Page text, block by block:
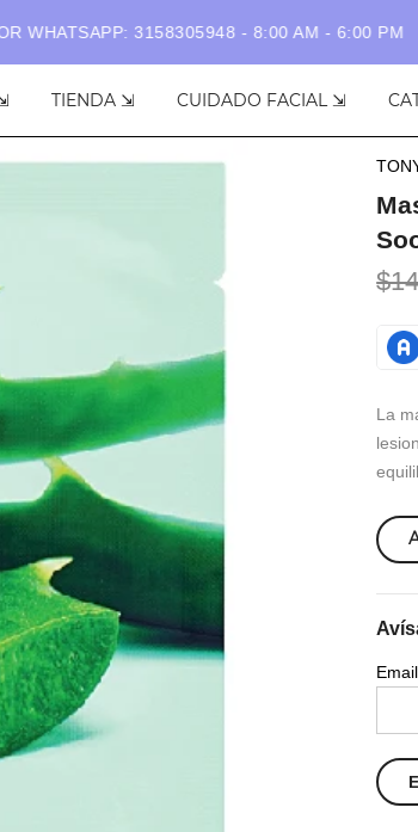
WHATSAPP: 3158305948 - 8:00 AM - 6:00 PM
TIENDA ⇲ CUIDADO FACIAL ⇲
La